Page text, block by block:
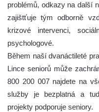
problémů, odkazy na další
zajištťuje tým odborně
krizové intervenci,
psychologové.
Během naší dvanáctileté
Lince seniorů může
800 200 007 najdete na
služby je bezplatná a
projekty podporuje seniory.